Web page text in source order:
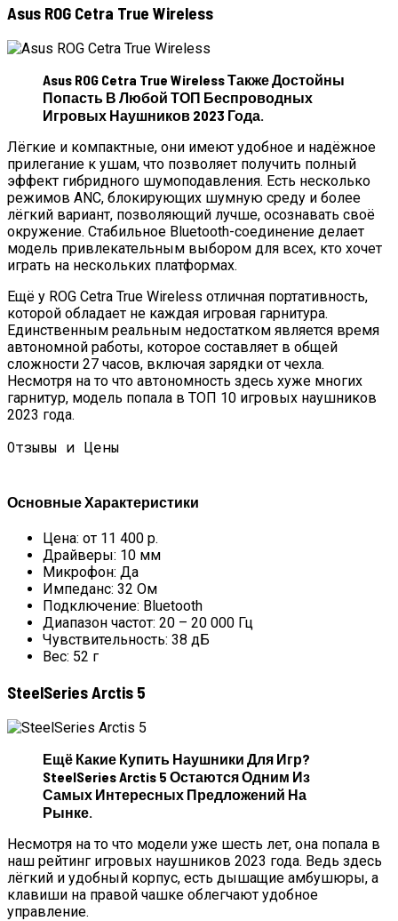
Asus ROG Cetra True Wireless
Asus ROG Cetra True Wireless Также Достойны
Попасть В Любой ТОП Беспроводных
Игровых Наушников 2023 Года.
Лёгкие и компактные, они имеют удобное и надёжное
прилегание к ушам, что позволяет получить полный
эффект гибридного шумоподавления. Есть несколько
режимов ANC, блокирующих шумную среду и более
лёгкий вариант, позволяющий лучше, осознавать своё
окружение. Стабильное Bluetooth-соединение делает
модель привлекательным выбором для всех, кто хочет
играть на нескольких платформах.
Ещё у ROG Cetra True Wireless отличная портативность,
которой обладает не каждая игровая гарнитура.
Единственным реальным недостатком является время
автономной работы, которое составляет в общей
сложности 27 часов, включая зарядки от чехла.
Несмотря на то что автономность здесь хуже многих
гарнитур, модель попала в ТОП 10 игровых наушников
2023 года.
Отзывы и Цены
Основные Характеристики
Цена: от 11 400 р.
Драйверы: 10 мм
Микрофон: Да
Импеданс: 32 Ом
Подключение: Bluetooth
Диапазон частот: 20 – 20 000 Гц
Чувствительность: 38 дБ
Вес: 52 г
SteelSeries Arctis 5
Ещё Какие Купить Наушники Для Игр?
SteelSeries Arctis 5 Остаются Одним Из
Самых Интересных Предложений На
Рынке.
Несмотря на то что модели уже шесть лет, она попала в
наш рейтинг игровых наушников 2023 года. Ведь здесь
лёгкий и удобный корпус, есть дышащие амбушюры, а
клавиши на правой чашке облегчают удобное
управление.